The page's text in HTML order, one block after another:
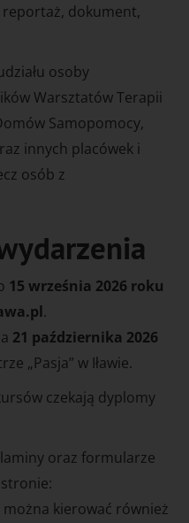
reportaż, dokument,
osoby
Warsztatów Terapii
Samopomocy,
innych placówek i
osób z
15 września 2026 roku
.
21 października 2026
„Pasja” w Iławie.
czekają dyplomy
oraz formularze
można kierować również